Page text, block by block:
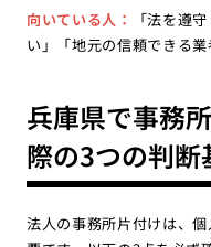
向いている人：
「法を遵
い」「地元の信頼できる
兵庫県で事務
際の3つの判断
法人の事務所片付けは、